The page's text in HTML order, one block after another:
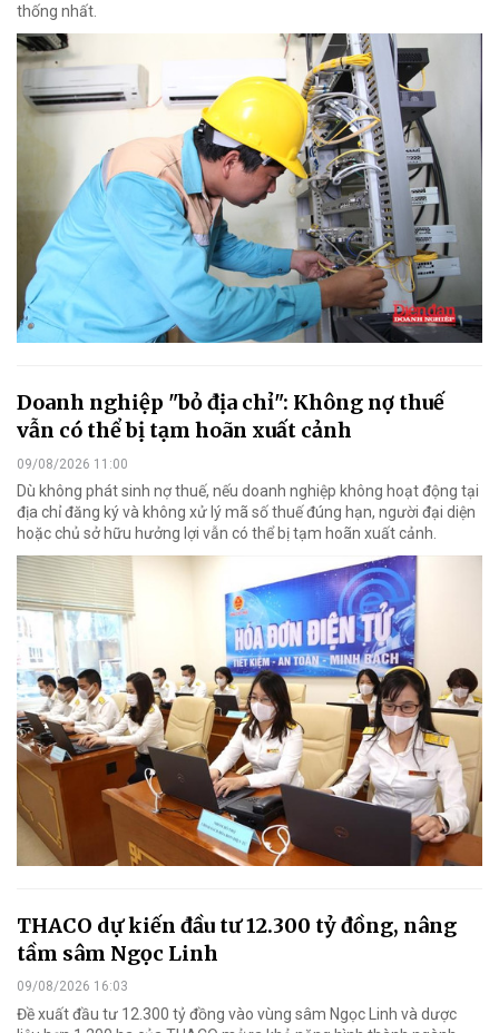
thống nhất.
Doanh nghiệp "bỏ địa chỉ": Không nợ thuế
vẫn có thể bị tạm hoãn xuất cảnh
09/08/2026 11:00
Dù không phát sinh nợ thuế, nếu doanh nghiệp không hoạt động tại
địa chỉ đăng ký và không xử lý mã số thuế đúng hạn, người đại diện
hoặc chủ sở hữu hưởng lợi vẫn có thể bị tạm hoãn xuất cảnh.
THACO dự kiến đầu tư 12.300 tỷ đồng, nâng
tầm sâm Ngọc Linh
09/08/2026 16:03
Đề xuất đầu tư 12.300 tỷ đồng vào vùng sâm Ngọc Linh và dược